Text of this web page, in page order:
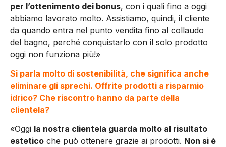
per l’ottenimento dei bonus, con i quali fino a oggi
abbiamo lavorato molto. Assistiamo, quindi, il cliente
da quando entra nel punto vendita fino al collaudo
del bagno, perché conquistarlo con il solo prodotto
oggi non funziona più!»
Si parla molto di sostenibilità, che significa anche
eliminare gli sprechi. Offrite prodotti a risparmio
idrico? Che riscontro hanno da parte della
clientela?
«Oggi la nostra clientela guarda molto al risultato
estetico che può ottenere grazie ai prodotti. Non si è